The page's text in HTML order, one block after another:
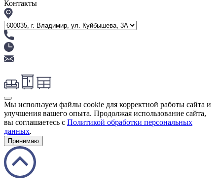
Контакты
Мы используем файлы cookie для корректной работы сайта и
улучшения вашего опыта. Продолжая использование сайта,
вы соглашаетесь с Политикой обработки персональных
данных.
Принимаю